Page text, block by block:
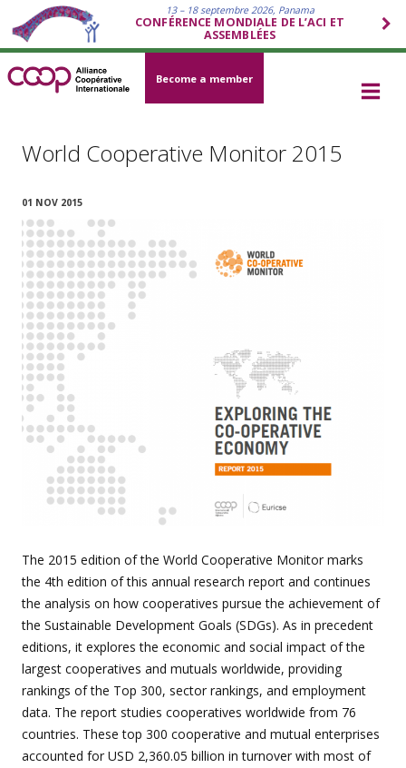
13 – 18 septembre 2026, Panama
CONFÉRENCE MONDIALE DE L’ACI ET
ASSEMBLÉES
Become a member
World Cooperative Monitor 2015
01 NOV 2015
The 2015 edition of the World Cooperative Monitor marks
the 4th edition of this annual research report and continues
the analysis on how cooperatives pursue the achievement of
the Sustainable Development Goals (SDGs). As in precedent
editions, it explores the economic and social impact of the
largest cooperatives and mutuals worldwide, providing
rankings of the Top 300, sector rankings, and employment
data. The report studies cooperatives worldwide from 76
countries. These top 300 cooperative and mutual enterprises
accounted for USD 2,360.05 billion in turnover with most of